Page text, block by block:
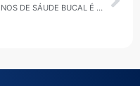
32 ANOS DE SÁUDE BUCAL É COMEMORADO EM DIADEMA